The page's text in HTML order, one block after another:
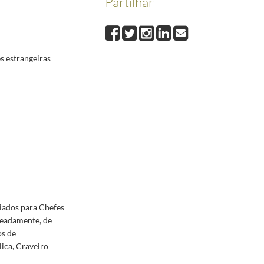
(proclamação da República) [1951, 1952, 1953]1953/1953
1953-06-08
lhe foi concedida, juntamente com o seu filho, Engenheiro António Franco Cabral, e
estrangeiras
para Chefes
de
de
Craveiro